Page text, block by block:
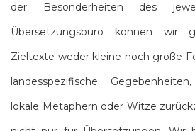
der Besonderheiten des
Übersetzungsbüro können wir
Zieltexte weder kleine noch große
landesspezifische
lokale Metaphern oder Witze